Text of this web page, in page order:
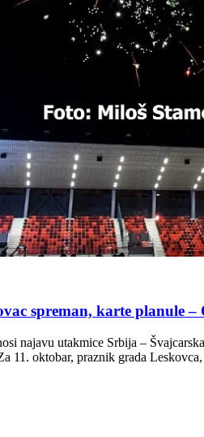
spreman, karte planule
najavu utakmice Srbija –
11. oktobar, praznik grada